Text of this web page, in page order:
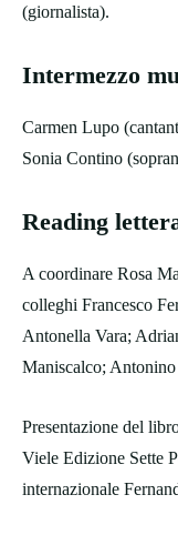
(giornalista).
Intermezzo
Carmen Lupo
Sonia Contino
Reading
A coordinare Rosa
colleghi Francesco
Antonella Vara;
Maniscalco;
Presentazione del
Viele Edizione Sette
internazionale